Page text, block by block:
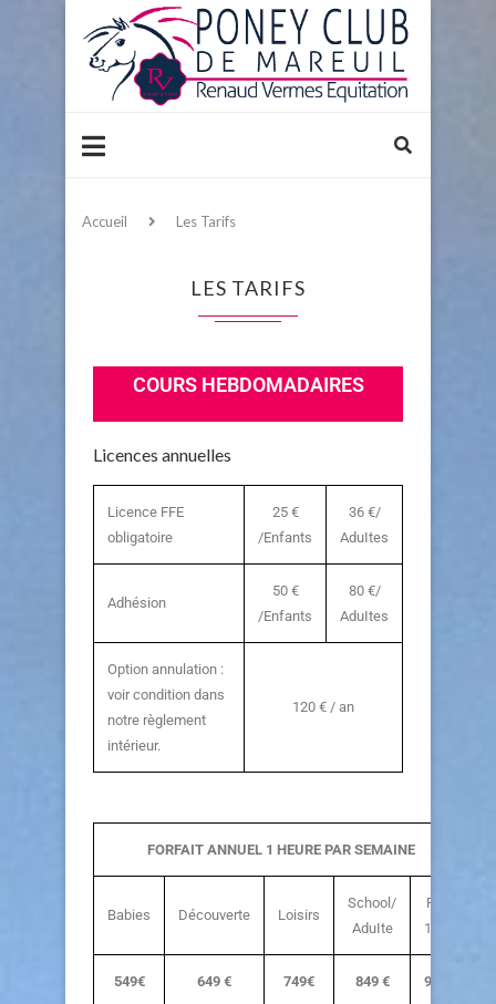
Accueil Les Tarifs
LES TARIFS
COURS HEBDOMADAIRES
Licences annuelles
Licence FFE
obligatoire
25 €
/Enfants
36 €/
AduItes
Adhésion
50 €
/Enfants
80 €/
AduItes
Option annulation :
voir condition dans
notre règlement
intérieur.
120 € / an
FORFAIT ANNUEL 1 HEURE PAR SEMAINE
Babies Découverte Loisirs
School/
AduIte
Perf
1h30
549€ 649 € 749€ 849 € 949€